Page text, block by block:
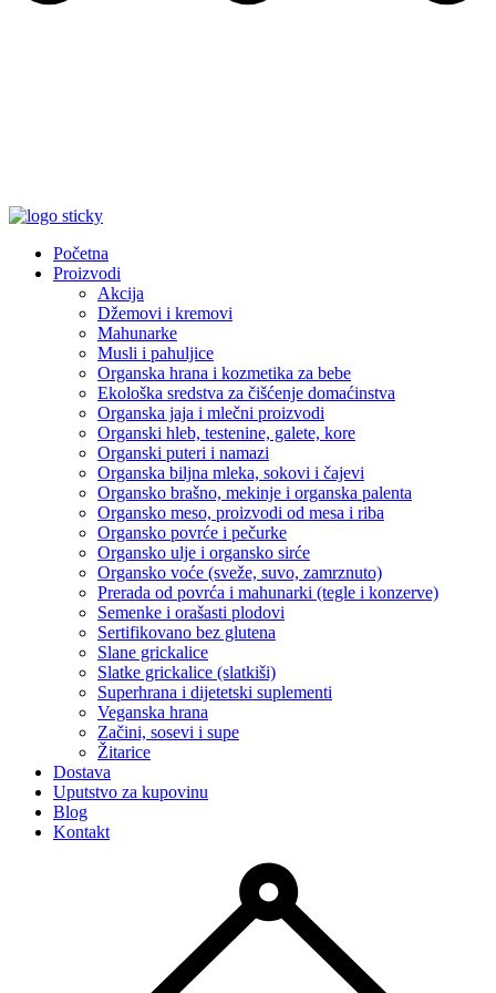
Početna
Proizvodi
Akcija
Džemovi i kremovi
Mahunarke
Musli i pahuljice
Organska hrana i kozmetika za bebe
Ekološka sredstva za čišćenje domaćinstva
Organska jaja i mlečni proizvodi
Organski hleb, testenine, galete, kore
Organski puteri i namazi
Organska biljna mleka, sokovi i čajevi
Organsko brašno, mekinje i organska palenta
Organsko meso, proizvodi od mesa i riba
Organsko povrće i pečurke
Organsko ulje i organsko sirće
Organsko voće (sveže, suvo, zamrznuto)
Prerada od povrća i mahunarki (tegle i konzerve)
Semenke i orašasti plodovi
Sertifikovano bez glutena
Slane grickalice
Slatke grickalice (slatkiši)
Superhrana i dijetetski suplementi
Veganska hrana
Začini, sosevi i supe
Žitarice
Dostava
Uputstvo za kupovinu
Blog
Kontakt